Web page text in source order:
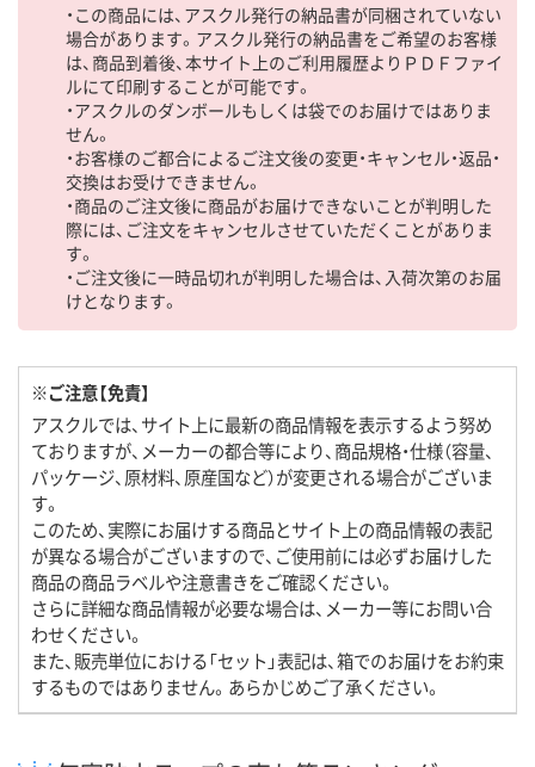
・この商品には、アスクル発行の納品書が同梱されていない
場合があります。アスクル発行の納品書をご希望のお客様
は、商品到着後、本サイト上のご利用履歴よりＰＤＦファイ
ルにて印刷することが可能です。
・アスクルのダンボールもしくは袋でのお届けではありま
せん。
・お客様のご都合によるご注文後の変更・キャンセル・返品・
交換はお受けできません。
・商品のご注文後に商品がお届けできないことが判明した
際には、ご注文をキャンセルさせていただくことがありま
す。
・ご注文後に一時品切れが判明した場合は、入荷次第のお届
けとなります。
※ご注意【免責】
アスクルでは、サイト上に最新の商品情報を表示するよう努め
ておりますが、メーカーの都合等により、商品規格・仕様（容量、
パッケージ、原材料、原産国など）が変更される場合がございま
す。
このため、実際にお届けする商品とサイト上の商品情報の表記
が異なる場合がございますので、ご使用前には必ずお届けした
商品の商品ラベルや注意書きをご確認ください。
さらに詳細な商品情報が必要な場合は、メーカー等にお問い合
わせください。
また、販売単位における「セット」表記は、箱でのお届けをお約束
するものではありません。あらかじめご了承ください。